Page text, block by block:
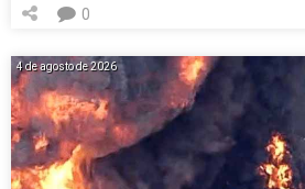
0
4 de agosto de 2026